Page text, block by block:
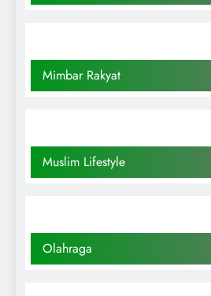
Mimbar Rakyat
Muslim Lifestyle
Olahraga